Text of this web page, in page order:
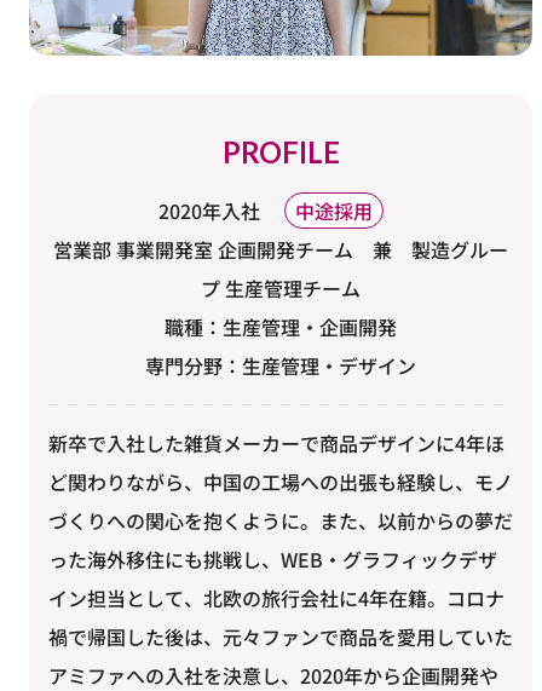
PROFILE
2020年入社
中途採用
営業部 事業開発室 企画開発チーム 兼 製造グルー
プ 生産管理チーム
職種：生産管理・企画開発
専門分野：生産管理・デザイン
新卒で入社した雑貨メーカーで商品デザインに4年ほ
ど関わりながら、中国の工場への出張も経験し、モノ
づくりへの関心を抱くように。また、以前からの夢だ
った海外移住にも挑戦し、WEB・グラフィックデザ
イン担当として、北欧の旅行会社に4年在籍。コロナ
禍で帰国した後は、元々ファンで商品を愛用していた
アミファへの入社を決意し、2020年から企画開発や